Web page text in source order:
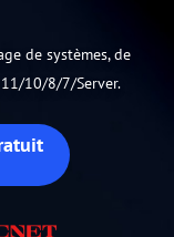
de systèmes, de
10/8/7/Server.